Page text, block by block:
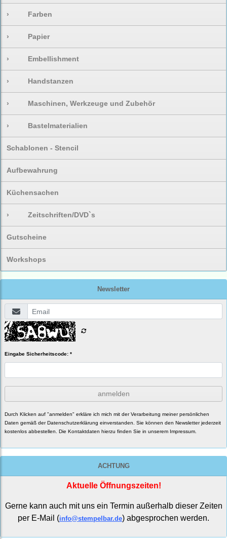
› Farben
› Papier
› Embellishment
› Handstanzen
› Maschinen, Werkzeuge und Zubehör
› Bastelmaterialien
Schablonen - Stencil
Aufbewahrung
Küchensachen
› Zeitschriften/DVD`s
Gutscheine
Workshops
Newsletter
Eingabe Sicherheitscode: *
anmelden
Durch Klicken auf "anmelden" erkläre ich mich mit der Verarbeitung meiner persönlichen
Daten gemäß der Datenschutzerklärung einverstanden. Sie können den Newsletter jederzeit
kostenlos abbestellen. Die Kontaktdaten hierzu finden Sie in unserem Impressum.
ACHTUNG
Aktuelle Öffnungszeiten!
Gerne kann auch mit uns ein Termin außerhalb dieser Zeiten
per E-Mail (info@stempelbar.de) abgesprochen werden.